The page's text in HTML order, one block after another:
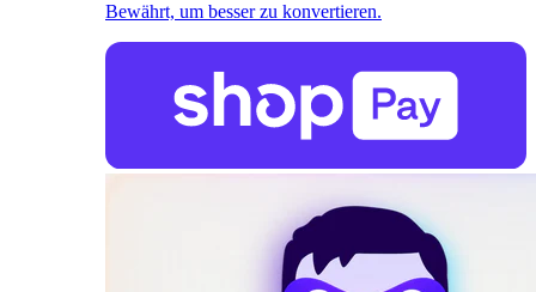
Bewährt, um besser zu konvertieren.